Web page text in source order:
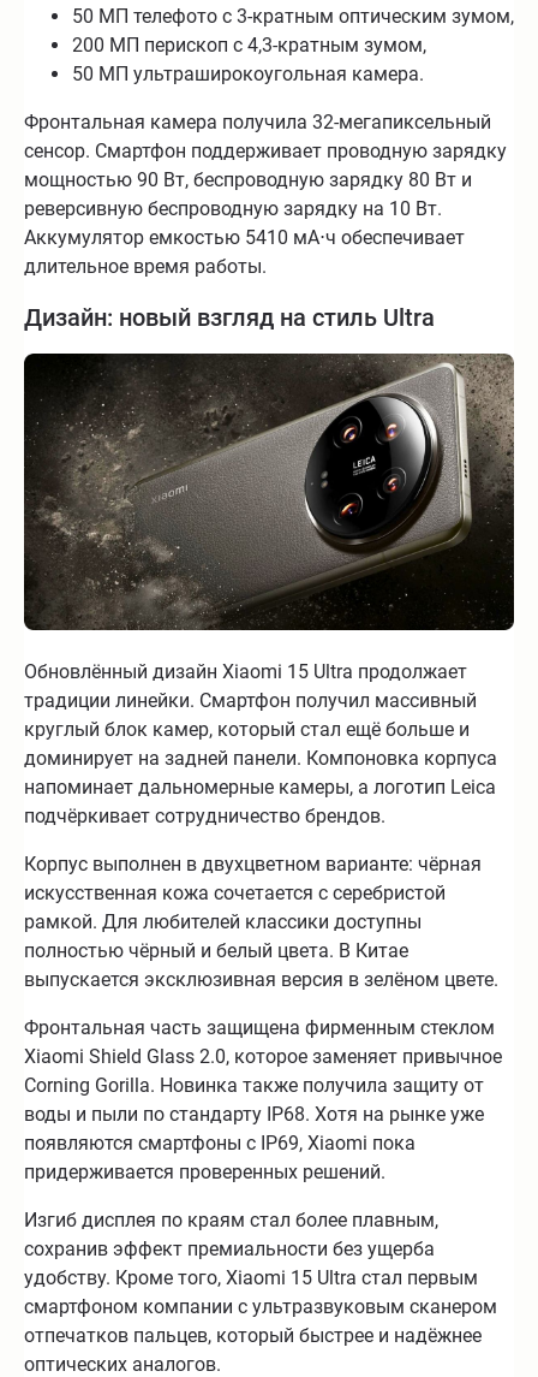
50 МП телефото с 3-кратным оптическим зумом,
200 МП перископ с 4,3-кратным зумом,
50 МП ультраширокоугольная камера.
Фронтальная камера получила 32-мегапиксельный
сенсор. Смартфон поддерживает проводную зарядку
мощностью 90 Вт, беспроводную зарядку 80 Вт и
реверсивную беспроводную зарядку на 10 Вт.
Аккумулятор емкостью 5410 мА⋅ч обеспечивает
длительное время работы.
Дизайн: новый взгляд на стиль Ultra
Обновлённый дизайн Xiaomi 15 Ultra продолжает
традиции линейки. Смартфон получил массивный
круглый блок камер, который стал ещё больше и
доминирует на задней панели. Компоновка корпуса
напоминает дальномерные камеры, а логотип Leica
подчёркивает сотрудничество брендов.
Корпус выполнен в двухцветном варианте: чёрная
искусственная кожа сочетается с серебристой
рамкой. Для любителей классики доступны
полностью чёрный и белый цвета. В Китае
выпускается эксклюзивная версия в зелёном цвете.
Фронтальная часть защищена фирменным стеклом
Xiaomi Shield Glass 2.0, которое заменяет привычное
Corning Gorilla. Новинка также получила защиту от
воды и пыли по стандарту IP68. Хотя на рынке уже
появляются смартфоны с IP69, Xiaomi пока
придерживается проверенных решений.
Изгиб дисплея по краям стал более плавным,
сохранив эффект премиальности без ущерба
удобству. Кроме того, Xiaomi 15 Ultra стал первым
смартфоном компании с ультразвуковым сканером
отпечатков пальцев, который быстрее и надёжнее
оптических аналогов.